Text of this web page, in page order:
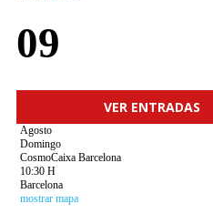
09
VER ENTRADAS
Agosto
Domingo
CosmoCaixa Barcelona
10:30 H
Barcelona
mostrar mapa